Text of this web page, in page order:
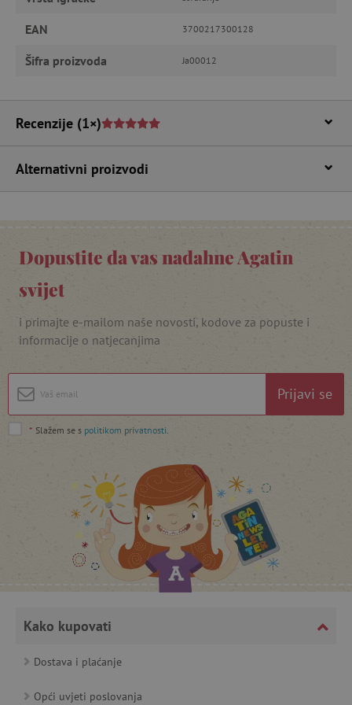
EAN 3700217300128
Šifra proizvoda Ja00012
Recenzije (1×)
Alternativni proizvodi
Dopustite da vas nadahne Agatin
svijet
i primajte e-mailom naše novosti, kodove za popuste i
informacije o natjecanjima
Prijavi se
* Slažem se s politikom privatnosti
Kako kupovati
Dostava i plaćanje
Opći uvjeti poslovanja
Nužno potrebni kolačići
Izvedba
npr. upis korisnika na stranici te uređivanje
odgovarajuće upotrebljavati bez nužno
Ime
lastVisitedProduct www.agatinsvijet.hr
_lb_ccc